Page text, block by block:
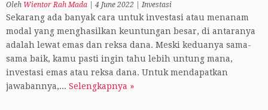
Oleh Wientor Rah Mada 4 June 2022 |Investasi
Sekarang ada banyak cara untuk investasi atau menanam
modal yang menghasilkan keuntungan besar, di antaranya
adalah lewat emas dan reksa dana. Meski keduanya sama-
sama baik, kamu pasti ingin tahu lebih untung mana,
investasi emas atau reksa dana. Untuk mendapatkan
jawabannya,... Selengkapnya »